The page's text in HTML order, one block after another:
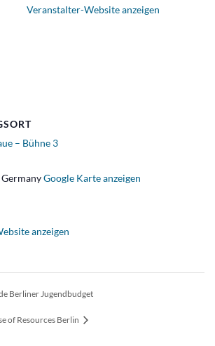
– Bühne 3
GermanyGoogle Karte anzeigen
anzeigen
Veranstalter-Website anzeigen
Berliner Jugendbudget
of Resources Berlin